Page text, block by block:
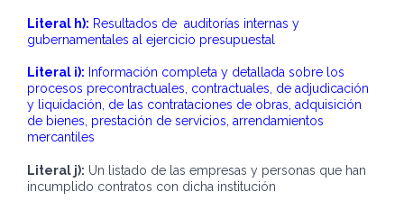
Literal h): Resultados de auditorías internas y
gubernamentales al ejercicio presupuestal
Literal i): Información completa y detallada sobre los
procesos precontractuales, contractuales, de adjudicación
y liquidación, de las contrataciones de obras, adquisición
de bienes, prestación de servicios, arrendamientos
mercantiles
Literal j): Un listado de las empresas y personas que han
incumplido contratos con dicha institución